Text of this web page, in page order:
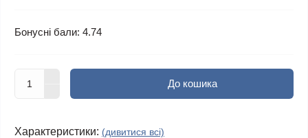
Бонусні бали: 4.74
До кошика
Характеристики: (дивитися всі)